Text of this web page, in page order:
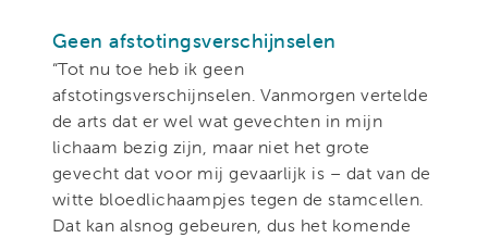
Geen afstotingsverschijnselen
“Tot nu toe heb ik geen
afstotingsverschijnselen. Vanmorgen vertelde
de arts dat er wel wat gevechten in mijn
lichaam bezig zijn, maar niet het grote
gevecht dat voor mij gevaarlijk is – dat van de
witte bloedlichaampjes tegen de stamcellen.
Dat kan alsnog gebeuren, dus het komende